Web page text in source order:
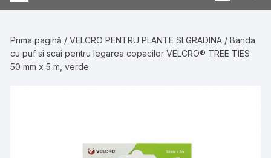
Prima pagină /VELCRO PENTRU PLANTE SI GRADINA / Banda
cu puf si scai pentru legarea copacilor VELCRO® TREE TIES
50 mm x 5 m, verde